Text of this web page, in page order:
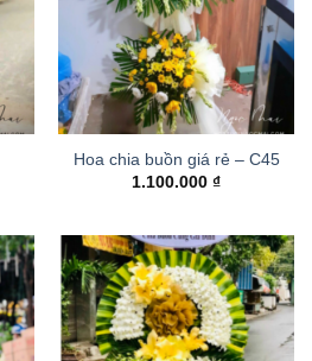
Hoa chia buồn giá rẻ – C45
1.100.000 ₫